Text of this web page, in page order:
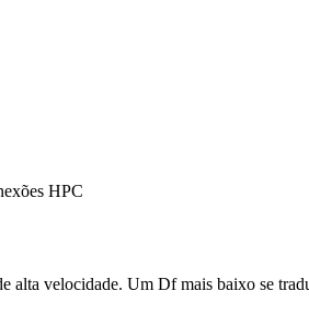
HPC
alta velocidade. Um Df mais baixo se